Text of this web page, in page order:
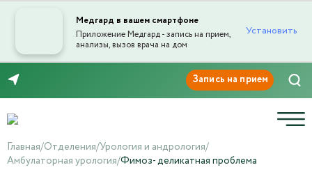
Медгард в вашем смартфоне
Приложение Медгард - запись на прием,
анализы, вызов врача на дом
Установить
Главная/Отделения/Урология и андрология/
Амбулаторная урология/Фимоз- деликатная проблема